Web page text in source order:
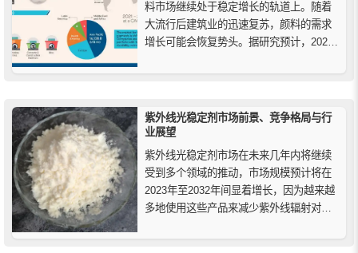
料市场继续处于稳定增长的轨道上。随着
大流行后建筑业的迅速复苏，颜料的需求
增长可能会恢复势头。据研究预计，2021
到4.6%左右。据估计，到2025年底，全球
驱动力来自建筑业的需求。
紫外线光稳定剂市场前景、竞争格局与行
业展望
紫外线光稳定剂市场在未来几年内将继续
受到多个领域的推动，市场规模预计将在
2023年至2032年间显着增长，因为越来越
多地使用这些产品来减少紫外线辐射对聚
料等行业。随着技术的不断进步和全球市